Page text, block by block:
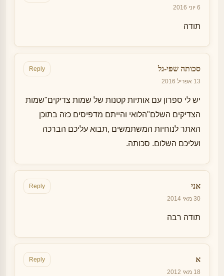
6 יוני 2016
תודה
סכותה שפי-גל
13 אפריל 2016
Reply
יש לי ספרון עם אותיות קטנות של שמות צדיקים"שמות
הצדיקים השלם"הלואי והייתם מדפיסים כזה בתוכן
האתר לנוחיות המשתמשים ,תבוא עליכם הברכה
ועליכם השלום. סכותה.
אני
30 מאי 2014
Reply
תודה רבה
א
18 מאי 2012
Reply